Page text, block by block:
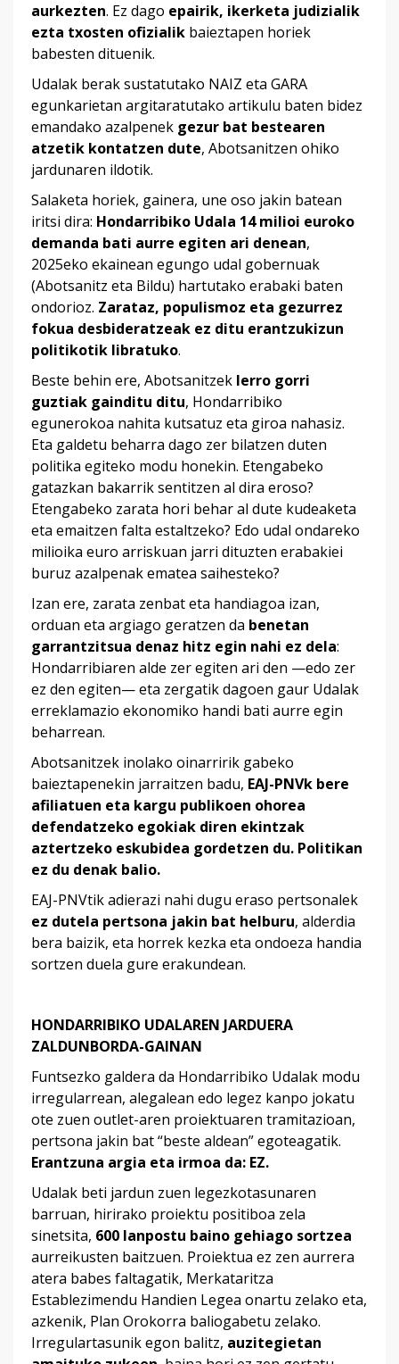
aurkezten. Ez dago epairik, ikerketa judizialik
ezta txosten ofizialik baieztapen horiek
babesten dituenik.
Udalak berak sustatutako NAIZ eta GARA
egunkarietan argitaratutako artikulu baten bidez
emandako azalpenek gezur bat bestearen
atzetik kontatzen dute, Abotsanitzen ohiko
jardunaren ildotik.
Salaketa horiek, gainera, une oso jakin batean
iritsi dira: Hondarribiko Udala 14 milioi euroko
demanda bati aurre egiten ari denean,
2025eko ekainean egungo udal gobernuak
(Abotsanitz eta Bildu) hartutako erabaki baten
ondorioz. Zarataz, populismoz eta gezurrez
fokua desbideratzeak ez ditu erantzukizun
politikotik libratuko.
Beste behin ere, Abotsanitzek lerro gorri
guztiak gainditu ditu, Hondarribiko
egunerokoa nahita kutsatuz eta giroa nahasiz.
Eta galdetu beharra dago zer bilatzen duten
politika egiteko modu honekin. Etengabeko
gatazkan bakarrik sentitzen al dira eroso?
Etengabeko zarata hori behar al dute kudeaketa
eta emaitzen falta estaltzeko? Edo udal ondareko
milioika euro arriskuan jarri dituzten erabakiei
buruz azalpenak ematea saihesteko?
Izan ere, zarata zenbat eta handiagoa izan,
orduan eta argiago geratzen da benetan
garrantzitsua denaz hitz egin nahi ez dela:
Hondarribiaren alde zer egiten ari den —edo zer
ez den egiten— eta zergatik dagoen gaur Udalak
erreklamazio ekonomiko handi bati aurre egin
beharrean.
Abotsanitzek inolako oinarririk gabeko
baieztapenekin jarraitzen badu, EAJ-PNVk bere
afiliatuen eta kargu publikoen ohorea
defendatzeko egokiak diren ekintzak
aztertzeko eskubidea gordetzen du. Politikan
ez du denak balio.
EAJ-PNVtik adierazi nahi dugu eraso pertsonalek
ez dutela pertsona jakin bat helburu, alderdia
bera baizik, eta horrek kezka eta ondoeza handia
sortzen duela gure erakundean.
HONDARRIBIKO UDALAREN JARDUERA
ZALDUNBORDA-GAINAN
Funtsezko galdera da Hondarribiko Udalak modu
irregularrean, alegalean edo legez kanpo jokatu
ote zuen outlet-aren proiektuaren tramitazioan,
pertsona jakin bat “beste aldean” egoteagatik.
Erantzuna argia eta irmoa da: EZ.
Udalak beti jardun zuen legezkotasunaren
barruan, hirirako proiektu positiboa zela
sinetsita, 600 lanpostu baino gehiago sortzea
aurreikusten baitzuen. Proiektua ez zen aurrera
atera babes faltagatik, Merkataritza
Establezimendu Handien Legea onartu zelako eta,
azkenik, Plan Orokorra baliogabetu zelako.
Irregulartasunik egon balitz, auzitegietan